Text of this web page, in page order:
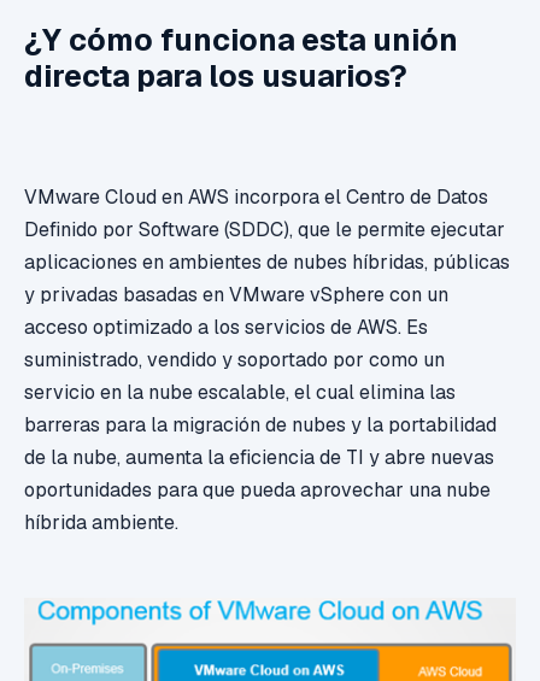
¿Y cómo funciona esta unión
directa para los usuarios?
VMware Cloud en AWS incorpora el Centro de Datos
Definido por Software (SDDC), que le permite ejecutar
aplicaciones en ambientes de nubes híbridas, públicas
y privadas basadas en VMware vSphere con un
acceso optimizado a los servicios de AWS. Es
suministrado, vendido y soportado por como un
servicio en la nube escalable, el cual elimina las
barreras para la migración de nubes y la portabilidad
de la nube, aumenta la eficiencia de TI y abre nuevas
oportunidades para que pueda aprovechar una nube
híbrida ambiente.